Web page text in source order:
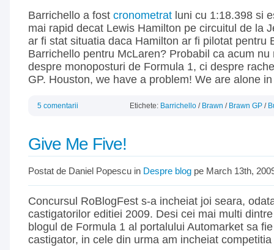
Barrichello a fost cronometrat luni cu 1:18.398 si
mai rapid decat Lewis Hamilton pe circuitul de la
ar fi stat situatia daca Hamilton ar fi pilotat pentru
Barrichello pentru McLaren? Probabil ca acum nu
despre monoposturi de Formula 1, ci despre
GP. Houston, we have a problem! We are alone
5 comentarii Etichete: Barrichello / Brawn / Brawn GP /
Give Me Five!
Postat de Daniel Popescu in Despre blog pe March 13th,
Concursul RoBlogFest s-a incheiat joi seara,
castigatorilor editiei 2009. Desi cei mai multi
blogul de Formula 1 al portalului Automarket sa
castigator, in cele din urma am incheiat